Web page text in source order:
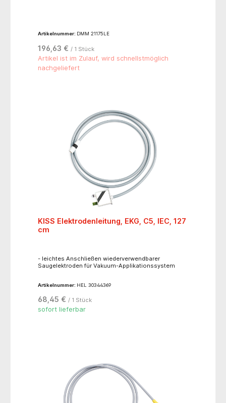
Artikelnummer: DMM 21175LE
196,63 € / 1 Stück
Artikel ist im Zulauf, wird schnellstmöglich
nachgeliefert
KISS Elektrodenleitung, EKG, C5, IEC, 127
cm
- leichtes Anschließen wiederverwendbarer
Saugelektroden für Vakuum-Applikationssystem
Artikelnummer: HEL 30344369
68,45 € / 1 Stück
sofort lieferbar